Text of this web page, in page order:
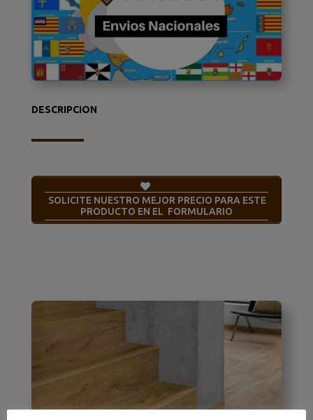
DESCRIPCION
SOLICITE NUESTRO MEJOR PRECIO PARA ESTE
PRODUCTO EN EL FORMULARIO